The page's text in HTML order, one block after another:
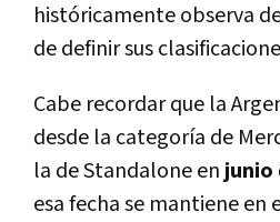
históricamente observa
de definir sus
Cabe recordar que la
desde la categoría de
la de Standalone enjunio
esa fecha se mantiene en